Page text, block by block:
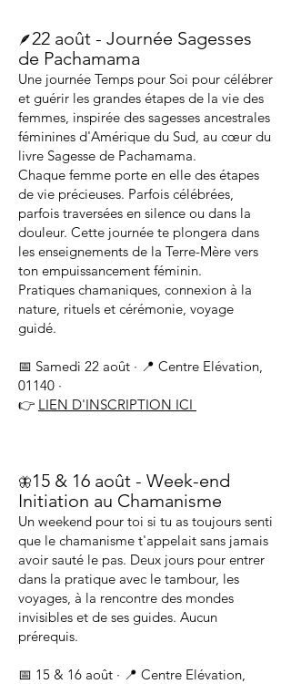
🪶22 août - Journée Sagesses
de Pachamama
Une journée Temps pour Soi pour célébrer
et guérir les grandes étapes de la vie des
femmes, inspirée des sagesses ancestrales
féminines d'Amérique du Sud, au cœur du
livre Sagesse de Pachamama.
Chaque femme porte en elle des étapes
de vie précieuses. Parfois célébrées,
parfois traversées en silence ou dans la
douleur. Cette journée te plongera dans
les enseignements de la Terre-Mère vers
ton empuissancement féminin.
Pratiques chamaniques, connexion à la
nature, rituels et cérémonie, voyage
guidé.
📅 Samedi 22 août · 📍 Centre Elévation,
01140 ·
👉 LIEN D'INSCRIPTION ICI
🦋15 & 16 août - Week-end
Initiation au Chamanisme
Un weekend pour toi si tu as toujours senti
que le chamanisme t'appelait sans jamais
avoir sauté le pas. Deux jours pour entrer
dans la pratique avec le tambour, les
voyages, à la rencontre des mondes
invisibles et de ses guides. Aucun
prérequis.
📅 15 & 16 août · 📍 Centre Elévation,